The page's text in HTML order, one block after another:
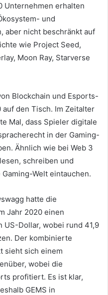
Unternehmen erhalten
und
aber nicht beschränkt auf
wie Project Seed,
Moon Ray, Starverse
Blockchain und Esports-
den Tisch. Im Zeitalter
Mal, dass Spieler digitale
in der Gaming-
Ähnlich wie bei Web 3
schreiben und
Welt eintauchen.
hatte die
Jahr 2020 einen
US-Dollar, wobei rund 41,9
Der kombinierte
sieht sich einem
wobei die
profitiert. Es ist klar,
GEMS in